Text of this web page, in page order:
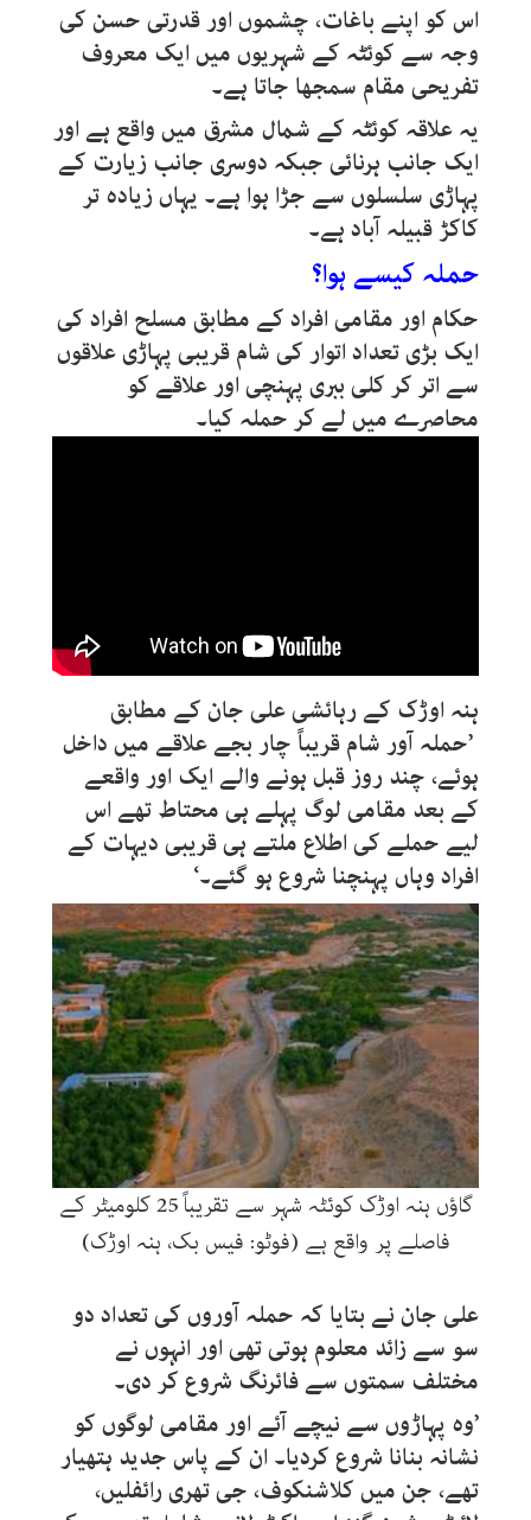
اس کو اپنے باغات، چشموں اور قدرتی حسن کی
وجہ سے کوئٹہ کے شہریوں میں ایک معروف
تفریحی مقام سمجھا جاتا ہے۔
یہ علاقہ کوئٹہ کے شمال مشرق میں واقع ہے اور
ایک جانب ہرنائی جبکہ دوسری جانب زیارت کے
پہاڑی سلسلوں سے جڑا ہوا ہے۔ یہاں زیادہ تر
کاکڑ قبیلہ آباد ہے۔
حملہ کیسے ہوا؟
حکام اور مقامی افراد کے مطابق مسلح افراد کی
ایک بڑی تعداد اتوار کی شام قریبی پہاڑی علاقوں
سے اتر کر کلی ببری پہنچی اور علاقے کو
محاصرے میں لے کر حملہ کیا۔
ہنہ اوڑک کے رہائشی علی جان کے مطابق
’حملہ آور شام قریباً چار بجے علاقے میں داخل
ہوئے، چند روز قبل ہونے والے ایک اور واقعے
کے بعد مقامی لوگ پہلے ہی محتاط تھے اس
لیے حملے کی اطلاع ملتے ہی قریبی دیہات کے
افراد وہاں پہنچنا شروع ہو گئے۔‘
گاؤں ہنہ اوڑک کوئٹہ شہر سے تقریباً 25 کلومیٹر کے
فاصلے پر واقع ہے (فوٹو: فیس بک، ہنہ اوڑک)
علی جان نے بتایا کہ حملہ آوروں کی تعداد دو
سو سے زائد معلوم ہوتی تھی اور انہوں نے
مختلف سمتوں سے فائرنگ شروع کر دی۔
’وہ پہاڑوں سے نیچے آئے اور مقامی لوگوں کو
نشانہ بنانا شروع کردیا۔ ان کے پاس جدید ہتھیار
تھے، جن میں کلاشنکوف، جی تھری رائفلیں،